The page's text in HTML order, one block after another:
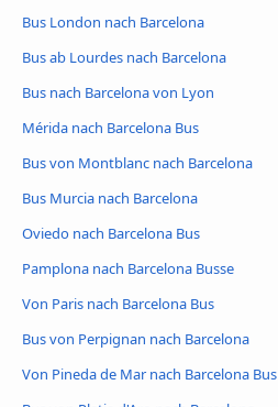
Bus London nach Barcelona
Bus ab Lourdes nach Barcelona
Bus nach Barcelona von Lyon
Mérida nach Barcelona Bus
Bus von Montblanc nach Barcelona
Bus Murcia nach Barcelona
Oviedo nach Barcelona Bus
Pamplona nach Barcelona Busse
Von Paris nach Barcelona Bus
Bus von Perpignan nach Barcelona
Von Pineda de Mar nach Barcelona Bus